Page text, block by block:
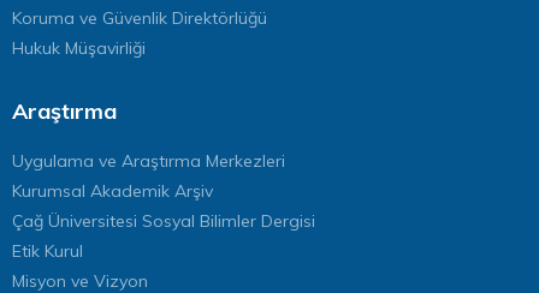
Koruma ve Güvenlik Direktörlüğü
Hukuk Müşavirliği
Araştırma
Uygulama ve Araştırma Merkezleri
Kurumsal Akademik Arşiv
Çağ Üniversitesi Sosyal Bilimler Dergisi
Etik Kurul
Misyon ve Vizyon